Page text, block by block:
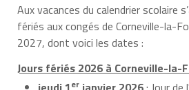
Aux vacances du calendrier scolaire
fériés aux congés de Corneville-la-
2027, dont voici les dates :
Jours fériés 2026 à Corneville-la-
er